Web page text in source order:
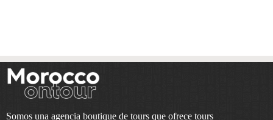
Somos una agencia boutique de tours que ofrece tours